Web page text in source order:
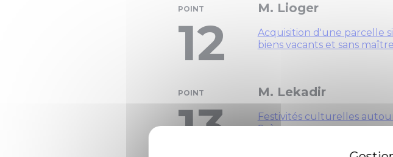
POINT
12
M. Lioger
Acquisition d'une parcelle
biens vacants et sans
POINT
13
M. Lekadir
Festivités culturelles
Scènes.